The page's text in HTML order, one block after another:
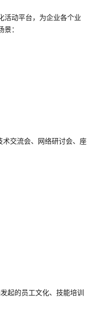
活动平台，为企业各个业
：
交流会、网络研讨会、座
起的员工文化、技能培训